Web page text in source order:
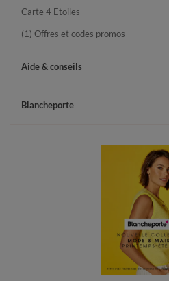
Carte 4 Etoiles
(1) Offres et codes promos
Aide & conseils
Blancheporte